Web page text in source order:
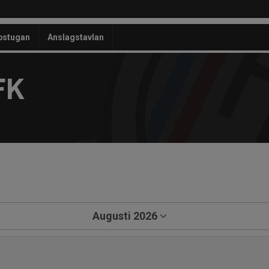
Anslagstavlan
Augusti 2026